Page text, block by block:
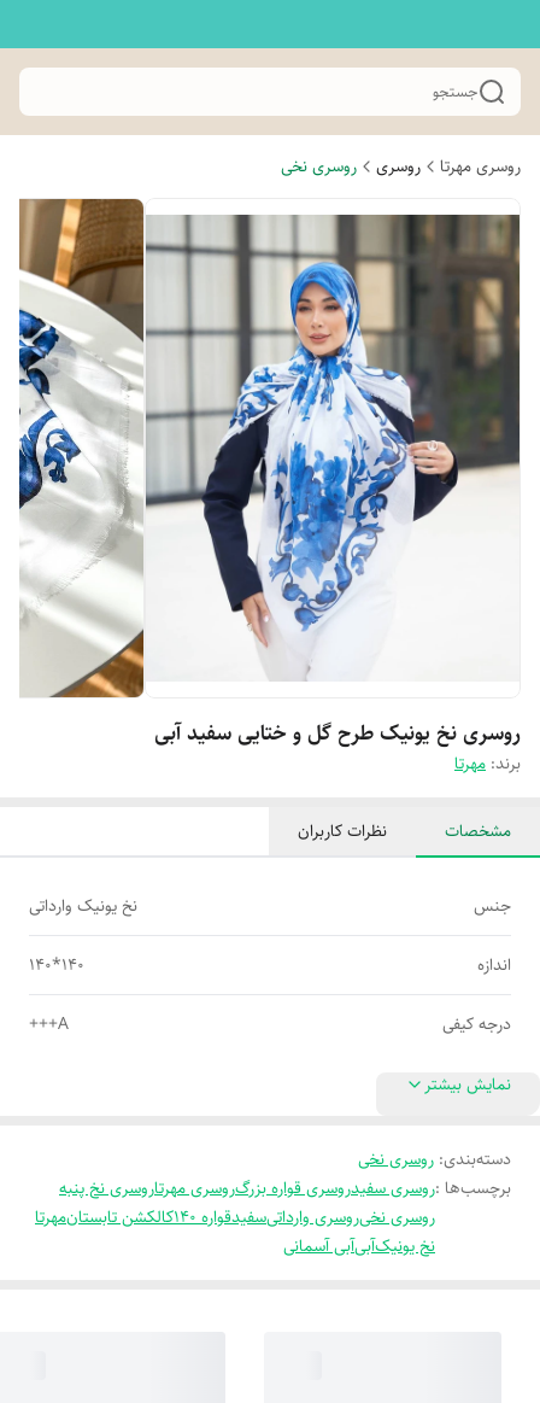
جستجو
روسری مهرتا روسری روسری نخی
روسری نخ یونیک طرح گل و ختایی سفید آبی
برند: مهرتا
مشخصات نظرات کاربران
جنس نخ یونیک وارداتی
اندازه 140*140
درجه کیفی A+++
نمایش بیشتر
دسته‌بندی: روسری نخی
برچسب‌ها :روسری سفیدروسری قواره بزرگروسری مهرتاروسری نخ پنبه
روسری نخیروسری وارداتیسفیدقواره 140 کالکشن تابستانمهرتا
نخ یونیکآبیآبی آسمانی